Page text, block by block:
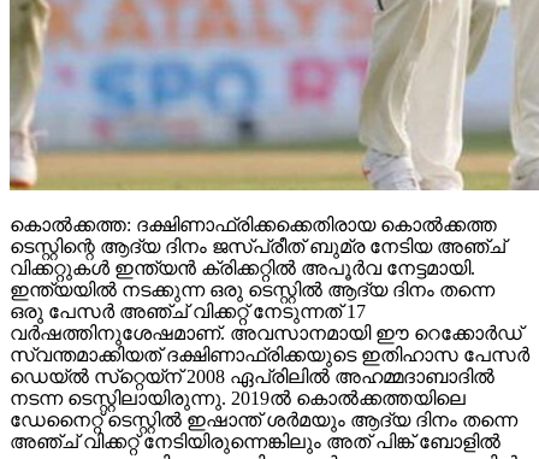
കൊല്‍ക്കത്ത: ദക്ഷിണാഫ്രിക്കക്കെതിരായ കൊല്‍ക്കത്ത
ടെസ്റ്റിന്റെ ആദ്യ ദിനം ജസ്പ്രീത് ബുമ്ര നേടിയ അഞ്ച്
വിക്കറ്റുകള്‍ ഇന്ത്യന്‍ ക്രിക്കറ്റില്‍ അപൂര്‍വ നേട്ടമായി.
ഇന്ത്യയില്‍ നടക്കുന്ന ഒരു ടെസ്റ്റില്‍ ആദ്യ ദിനം തന്നെ
ഒരു പേസര്‍ അഞ്ച് വിക്കറ്റ് നേടുന്നത് 17
വര്‍ഷത്തിനുശേഷമാണ്. അവസാനമായി ഈ റെക്കോര്‍ഡ്
സ്വന്തമാക്കിയത് ദക്ഷിണാഫ്രിക്കയുടെ ഇതിഹാസ പേസര്‍
ഡെയ്ല്‍ സ്‌റ്റെയ്‌ന് 2008 ഏപ്രിലില്‍ അഹമ്മദാബാദില്‍
നടന്ന ടെസ്റ്റിലായിരുന്നു. 2019ല്‍ കൊല്‍ക്കത്തയിലെ
ഡേനൈറ്റ് ടെസ്റ്റില്‍ ഇഷാന്ത് ശര്‍മയും ആദ്യ ദിനം തന്നെ
അഞ്ച് വിക്കറ്റ് നേടിയിരുന്നെങ്കിലും അത് പിങ്ക് ബോളില്‍